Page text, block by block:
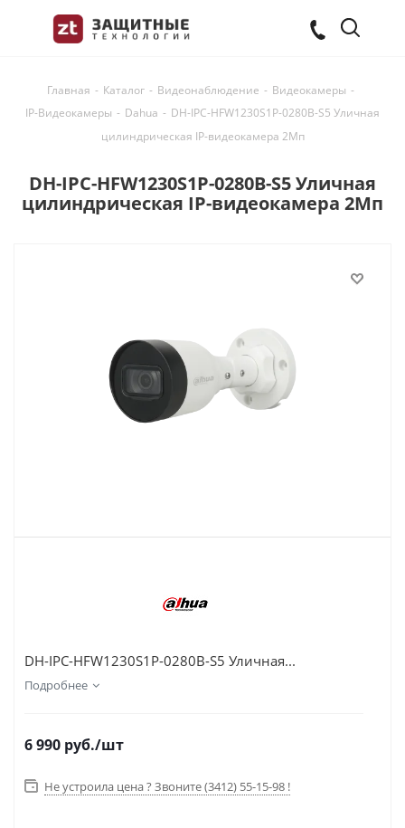
Главная - Каталог - Видеонаблюдение - Видеокамеры -
IP-Видеокамеры - Dahua - DH-IPC-HFW1230S1P-0280B-S5 Уличная
цилиндрическая IP-видеокамера 2Мп
DH-IPC-HFW1230S1P-0280B-S5 Уличная
цилиндрическая IP-видеокамера 2Мп
DH-IPC-HFW1230S1P-0280B-S5 Уличная...
Подробнее
6 990 руб./шт
Не устроила цена ? Звоните (3412) 55-15-98 !